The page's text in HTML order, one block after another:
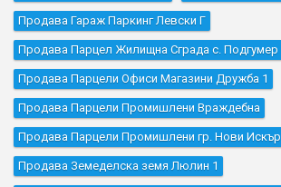
Продава Гараж Паркинг Левски Г
Продава Парцел Жилищна Сграда с. Подгумер
Продава Парцели Офиси Магазини Дружба 1
Продава Парцели Промишлени Враждебна
Продава Парцели Промишлени гр. Нови Искър
Продава Земеделска земя Люлин 1